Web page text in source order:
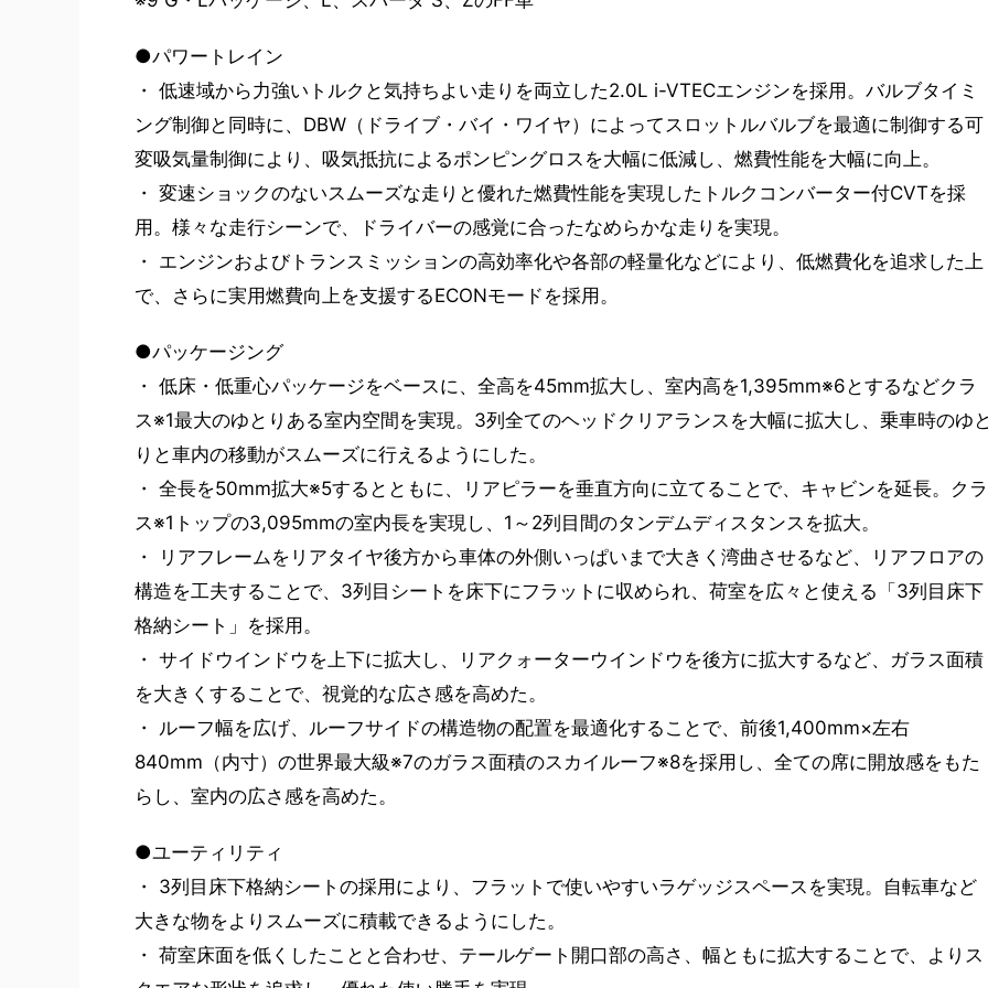
●パワートレイン
・ 低速域から力強いトルクと気持ちよい走りを両立した2.0L i-VTECエンジンを採用。バルブタイミ
ング制御と同時に、DBW（ドライブ・バイ・ワイヤ）によってスロットルバルブを最適に制御する可
変吸気量制御により、吸気抵抗によるポンピングロスを大幅に低減し、燃費性能を大幅に向上。
・ 変速ショックのないスムーズな走りと優れた燃費性能を実現したトルクコンバーター付CVTを採
用。様々な走行シーンで、ドライバーの感覚に合ったなめらかな走りを実現。
・ エンジンおよびトランスミッションの高効率化や各部の軽量化などにより、低燃費化を追求した上
で、さらに実用燃費向上を支援するECONモードを採用。
●パッケージング
・ 低床・低重心パッケージをベースに、全高を45mm拡大し、室内高を1,395mm※6とするなどクラ
ス※1最大のゆとりある室内空間を実現。3列全てのヘッドクリアランスを大幅に拡大し、乗車時のゆ
りと車内の移動がスムーズに行えるようにした。
・ 全長を50mm拡大※5するとともに、リアピラーを垂直方向に立てることで、キャビンを延長。クラ
ス※1トップの3,095mmの室内長を実現し、1～2列目間のタンデムディスタンスを拡大。
・ リアフレームをリアタイヤ後方から車体の外側いっぱいまで大きく湾曲させるなど、リアフロアの
構造を工夫することで、3列目シートを床下にフラットに収められ、荷室を広々と使える「3列目床下
格納シート」を採用。
・ サイドウインドウを上下に拡大し、リアクォーターウインドウを後方に拡大するなど、ガラス面積
を大きくすることで、視覚的な広さ感を高めた。
・ ルーフ幅を広げ、ルーフサイドの構造物の配置を最適化することで、前後1,400mm×左右
840mm（内寸）の世界最大級※7のガラス面積のスカイルーフ※8を採用し、全ての席に開放感をもた
らし、室内の広さ感を高めた。
●ユーティリティ
・ 3列目床下格納シートの採用により、フラットで使いやすいラゲッジスペースを実現。自転車など
大きな物をよりスムーズに積載できるようにした。
・ 荷室床面を低くしたことと合わせ、テールゲート開口部の高さ、幅ともに拡大することで、よりス